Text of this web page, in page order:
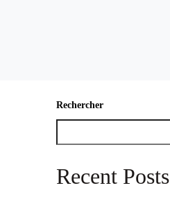
Rechercher
Recent Posts